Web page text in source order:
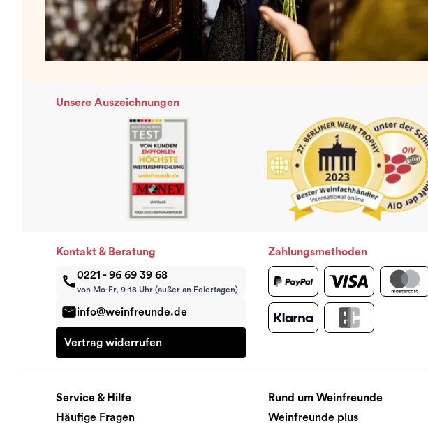
Unsere Auszeichnungen
Kontakt & Beratung
0221 - 96 69 39 68
von Mo-Fr, 9-18 Uhr (außer an Feiertagen)
info@weinfreunde.de
Vertrag widerrufen
Zahlungsmethoden
Service & Hilfe
Häufige Fragen
Rund um Weinfreunde
Weinfreunde plus